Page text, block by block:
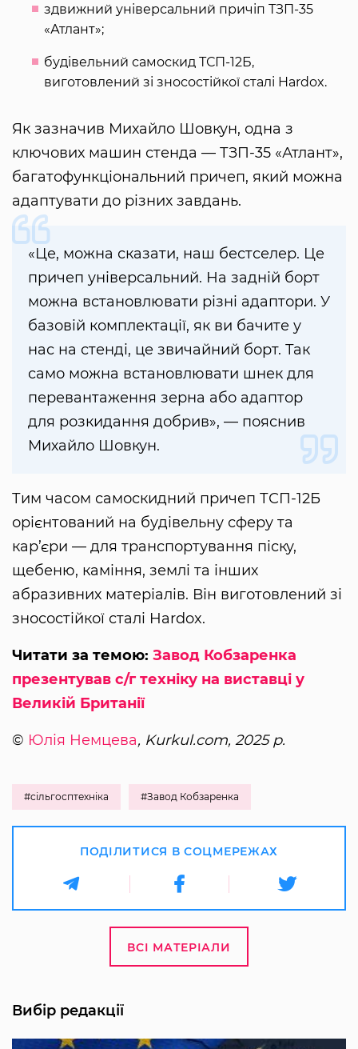
здвижний універсальний причіп ТЗП-35
«Атлант»;
будівельний самоскид ТСП-12Б,
виготовлений зі зносостійкої сталі Hardox.
Як зазначив Михайло Шовкун, одна з
ключових машин стенда — ТЗП-35 «Атлант»,
багатофункціональний причеп, який можна
адаптувати до різних завдань.
«Це, можна сказати, наш бестселер. Це
причеп універсальний. На задній борт
можна встановлювати різні адаптори. У
базовій комплектації, як ви бачите у
нас на стенді, це звичайний борт. Так
само можна встановлювати шнек для
перевантаження зерна або адаптор
для розкидання добрив», — пояснив
Михайло Шовкун.
Тим часом самоскидний причеп ТСП-12Б
орієнтований на будівельну сферу та
кар’єри — для транспортування піску,
щебеню, каміння, землі та інших
абразивних матеріалів. Він виготовлений зі
зносостійкої сталі Hardox.
Читати за темою: Завод Кобзаренка
презентував с/г техніку на виставці у
Великій Британії
© Юлія Немцева, Kurkul.com, 2025 р.
#сільгосптехніка #Завод Кобзаренка
ПОДІЛИТИСЯ В СОЦМЕРЕЖАХ
ВСІ МАТЕРІАЛИ
Вибір редакції